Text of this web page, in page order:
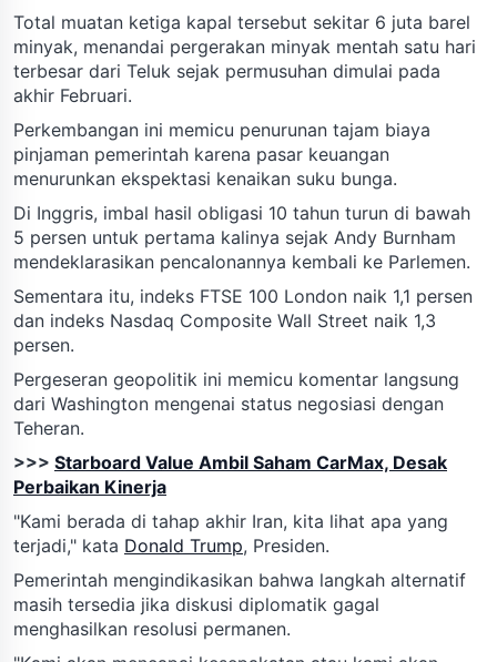
Total muatan ketiga kapal tersebut sekitar 6 juta barel
minyak, menandai pergerakan minyak mentah satu hari
terbesar dari Teluk sejak permusuhan dimulai pada
akhir Februari.
Perkembangan ini memicu penurunan tajam biaya
pinjaman pemerintah karena pasar keuangan
menurunkan ekspektasi kenaikan suku bunga.
Di Inggris, imbal hasil obligasi 10 tahun turun di bawah
5 persen untuk pertama kalinya sejak Andy Burnham
mendeklarasikan pencalonannya kembali ke Parlemen.
Sementara itu, indeks FTSE 100 London naik 1,1 persen
dan indeks Nasdaq Composite Wall Street naik 1,3
persen.
Pergeseran geopolitik ini memicu komentar langsung
dari Washington mengenai status negosiasi dengan
Teheran.
>>> Starboard Value Ambil Saham CarMax, Desak
Perbaikan Kinerja
"Kami berada di tahap akhir Iran, kita lihat apa yang
terjadi," kata Donald Trump, Presiden.
Pemerintah mengindikasikan bahwa langkah alternatif
masih tersedia jika diskusi diplomatik gagal
menghasilkan resolusi permanen.